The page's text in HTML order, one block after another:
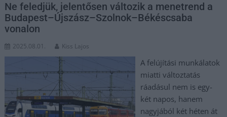
Ne feledjük, jelentősen változik a menetrend a
Budapest–Újszász–Szolnok–Békéscsaba
vonalon
2025.08.01. Kiss Lajos
A felújítási munkálatok
miatti változtatás
ráadásul nem is egy-
két napos, hanem
nagyjából két héten át